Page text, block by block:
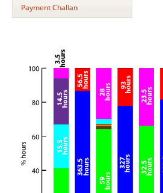
Payment Challan